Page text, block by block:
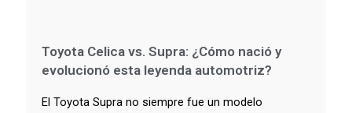
Toyota Celica vs. Supra: ¿Cómo nació y
evolucionó esta leyenda automotriz?
El Toyota Supra no siempre fue un modelo